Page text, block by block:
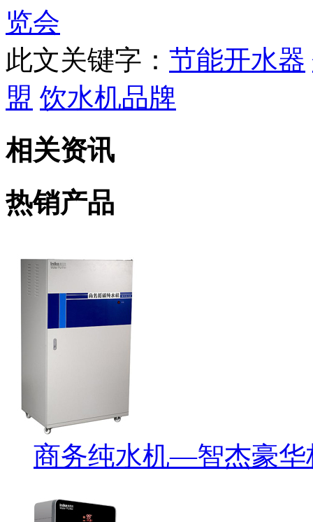
览会
此文关键字： 节能开水器
盟 饮水机品牌
相关资讯
热销产品
商务纯水机—智杰豪华